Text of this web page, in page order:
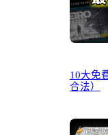
10大免
合法）